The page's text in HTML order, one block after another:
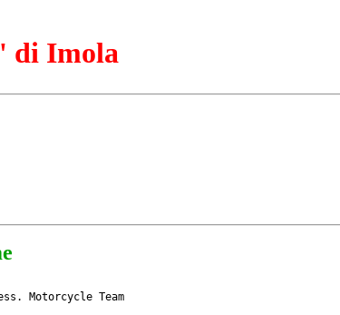
di Imola
Motorcycle Team